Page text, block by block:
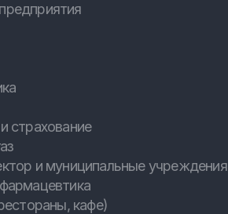
страхование
и муниципальные учреждения
кафе)